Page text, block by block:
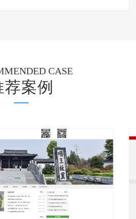
CASE
荐案例